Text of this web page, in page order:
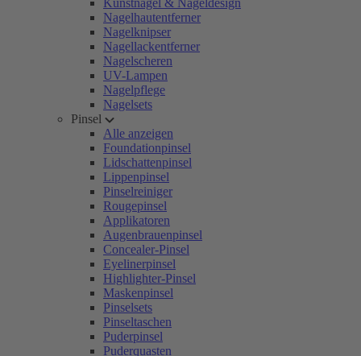
Kunstnägel & Nageldesign
Nagelhautentferner
Nagelknipser
Nagellackentferner
Nagelscheren
UV-Lampen
Nagelpflege
Nagelsets
Pinsel
Alle anzeigen
Foundationpinsel
Lidschattenpinsel
Lippenpinsel
Pinselreiniger
Rougepinsel
Applikatoren
Augenbrauenpinsel
Concealer-Pinsel
Eyelinerpinsel
Highlighter-Pinsel
Maskenpinsel
Pinselsets
Pinseltaschen
Puderpinsel
Puderquasten